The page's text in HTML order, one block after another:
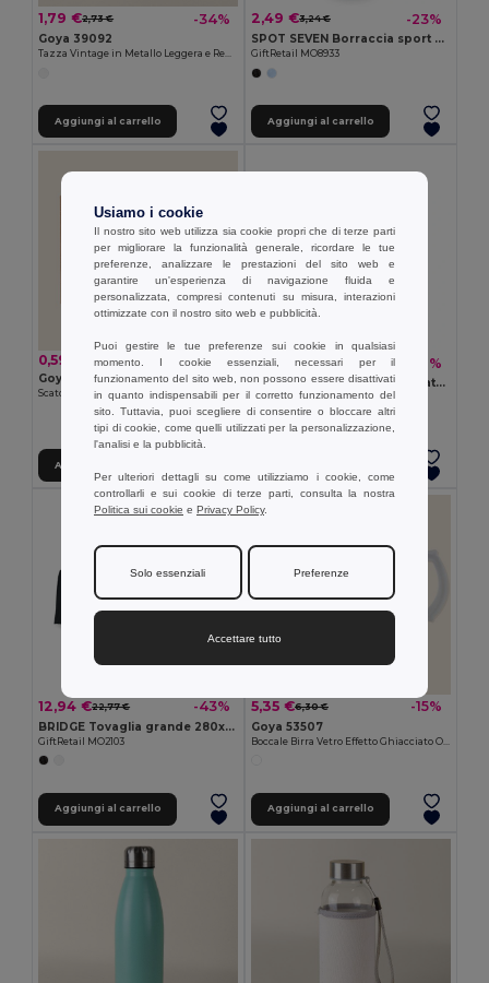
1,79 €2,73 € -34%
Goya 39092
Tazza Vintage in Metallo Leggera e Resistente FIELD
Aggiungi al carrello
2,49 €3,24 € -23%
SPOT SEVEN Borraccia sport da 700 ml
GiftRetail MO8933
Aggiungi al carrello
0,59 €
Goya 53511
Scatola Autoassemblante con Finestra per Tazze MATCHA
Aggiungi al carrello
5,77 €7,79 € -26%
BRACE Thermos doppio strato 350ml
GiftRetail MO6276
+4 Colori
12,94 €22,77 € -43%
BRIDGE Tovaglia grande 280x210 cm
GiftRetail MO2103
Aggiungi al carrello
5,35 €6,30 € -15%
Goya 53507
Aggiungi al carrello
Usiamo i cookie
Il nostro sito web utilizza sia cookie propri che di terze parti
per migliorare la funzionalità generale, ricordare le tue
preferenze, analizzare le prestazioni del sito web e
garantire un'esperienza di navigazione fluida e
personalizzata, compresi contenuti su misura, interazioni
ottimizzate con il nostro sito web e pubblicità.
Puoi gestire le tue preferenze sui cookie in qualsiasi
momento. I cookie essenziali, necessari per il
funzionamento del sito web, non possono essere disattivati
in quanto indispensabili per il corretto funzionamento del
sito. Tuttavia, puoi scegliere di consentire o bloccare altri
tipi di cookie, come quelli utilizzati per la personalizzazione,
l'analisi e la pubblicità.
Per ulteriori dettagli su come utilizziamo i cookie, come
controllarli e sui cookie di terze parti, consulta la nostra
Politica sui cookie e Privacy Policy.
Solo essenziali Preferenze
Accettare tutto